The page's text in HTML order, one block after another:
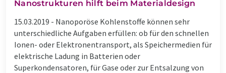
Nanostrukturen hilft beim Materialdesign
15.03.2019 - Nanoporöse Kohlenstoffe können sehr
unterschiedliche Aufgaben erfüllen: ob für den schnellen
Ionen- oder Elektronentransport, als Speichermedien für
elektrische Ladung in Batterien oder
Superkondensatoren, für Gase oder zur Entsalzung von